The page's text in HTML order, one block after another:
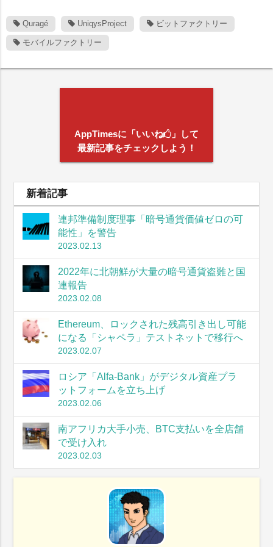
Quragé UniqysProject ビットファクトリー
モバイルファクトリー
AppTimesに「いいね
」して
最新記事をチェックしよう！
新着記事
連邦準備制度理事「暗号通貨価値ゼロの可
能性」を警告
2023.02.13
2022年に北朝鮮が大量の暗号通貨盗難と国
連報告
2023.02.08
Ethereum、ロックされた残高引き出し可能
になる「シャペラ」テストネットで移行へ
2023.02.07
ロシア「Alfa-Bank」がデジタル資産プラ
ットフォームを立ち上げ
2023.02.06
南アフリカ大手小売、BTC支払いを全店舗
で受け入れ
2023.02.03